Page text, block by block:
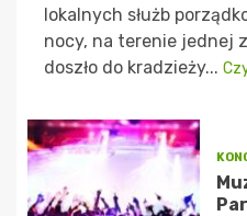
lokalnych służb
nocy, na terenie jednej
doszło do kradzieży...